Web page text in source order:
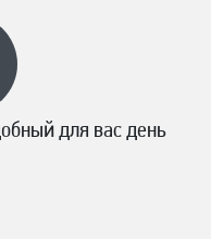
для вас день